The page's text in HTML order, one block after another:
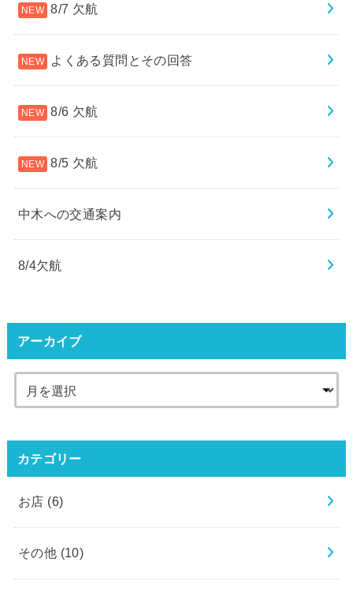
8/7 欠航
よくある質問とその回答
8/6 欠航
8/5 欠航
中木への交通案内
8/4欠航
アーカイブ
カテゴリー
お店 (6)
その他 (10)